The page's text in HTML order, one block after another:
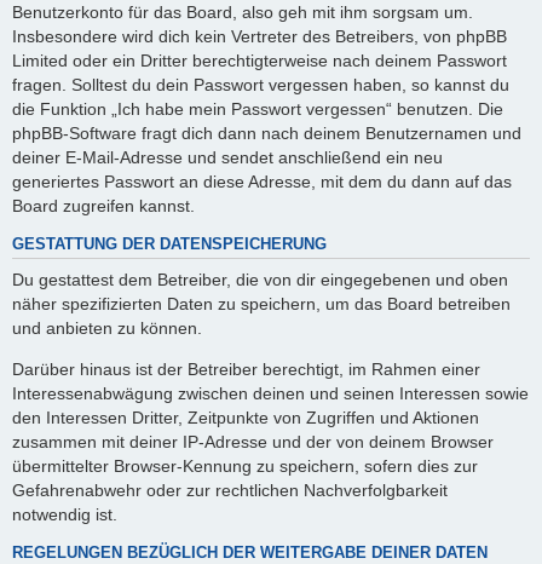
Benutzerkonto für das Board, also geh mit ihm sorgsam um.
Insbesondere wird dich kein Vertreter des Betreibers, von phpBB
Limited oder ein Dritter berechtigterweise nach deinem Passwort
fragen. Solltest du dein Passwort vergessen haben, so kannst du
die Funktion „Ich habe mein Passwort vergessen“ benutzen. Die
phpBB-Software fragt dich dann nach deinem Benutzernamen und
deiner E-Mail-Adresse und sendet anschließend ein neu
generiertes Passwort an diese Adresse, mit dem du dann auf das
Board zugreifen kannst.
GESTATTUNG DER DATENSPEICHERUNG
Du gestattest dem Betreiber, die von dir eingegebenen und oben
näher spezifizierten Daten zu speichern, um das Board betreiben
und anbieten zu können.
Darüber hinaus ist der Betreiber berechtigt, im Rahmen einer
Interessenabwägung zwischen deinen und seinen Interessen sowie
den Interessen Dritter, Zeitpunkte von Zugriffen und Aktionen
zusammen mit deiner IP-Adresse und der von deinem Browser
übermittelter Browser-Kennung zu speichern, sofern dies zur
Gefahrenabwehr oder zur rechtlichen Nachverfolgbarkeit
notwendig ist.
REGELUNGEN BEZÜGLICH DER WEITERGABE DEINER DATEN